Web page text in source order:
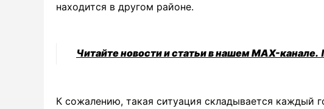
находится в другом районе.
Читайте новости и статьи в нашем MAX-канале.
К сожалению, такая ситуация складывается каждый